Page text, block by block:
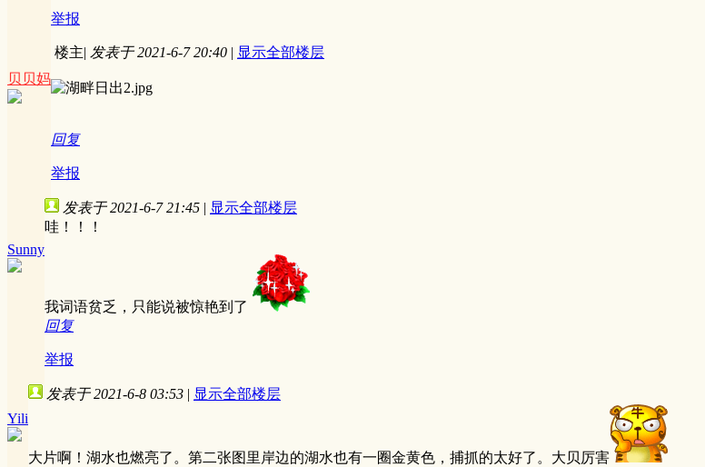
举报
贝贝妈
楼主| 发表于 2021-6-7 20:40 | 显示全部楼层
回复
举报
Sunny
发表于 2021-6-7 21:45 | 显示全部楼层
哇！！！
我词语贫乏，只能说被惊艳到了
回复
举报
Yili
发表于 2021-6-8 03:53 | 显示全部楼层
大片啊！湖水也燃亮了。第二张图里岸边的湖水也有一圈金黄色，捕抓的太好了。大贝厉害